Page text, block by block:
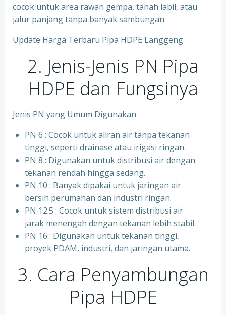
cocok untuk area rawan gempa, tanah labil, atau
jalur panjang tanpa banyak sambungan
Update Harga Terbaru Pipa HDPE Langgeng
2. Jenis-Jenis PN Pipa
HDPE dan Fungsinya
Jenis PN yang Umum Digunakan
PN 6 : Cocok untuk aliran air tanpa tekanan
tinggi, seperti drainase atau irigasi ringan.
PN 8 : Digunakan untuk distribusi air dengan
tekanan rendah hingga sedang.
PN 10 : Banyak dipakai untuk jaringan air
bersih perumahan dan industri ringan.
⁠PN 12.5 : Cocok untuk sistem distribusi air
jarak menengah dengan tekanan lebih stabil.
⁠PN 16 : Digunakan untuk tekanan tinggi,
proyek PDAM, industri, dan jaringan utama.
3. Cara Penyambungan
Pipa HDPE